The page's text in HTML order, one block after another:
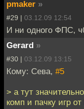
pmaker »
#29 | 03.12.09 12:54
И ни одного ФПС,
Gerard »
#30 | 03.12.09 13:15
Кому: Сева, #5
> а тут
комп и пачку игр от